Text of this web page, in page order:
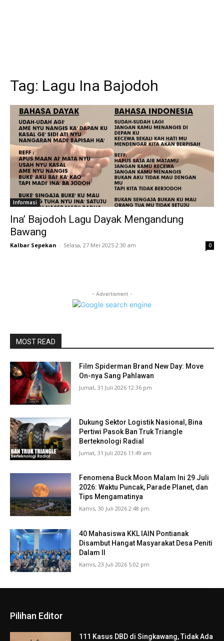
Tag: Lagu Ina Bajodoh
Informasi
Ina’ Bajodoh Lagu Dayak Mengandung
Bawang
Kalbar Sepekan - Selasa, 27 Mei 2025 2:30 am 0
- Advertisment -
MOST READ
Film Spiderman Brand New Day: Move
On-nya Sang Pahlawan
Jumat, 31 Juli 2026 12:36 pm
Dukung Sektor Logistik Nasional, Bina
Pertiwi Pasok Ban Truk Triangle
Berteknologi Radial
Jumat, 31 Juli 2026 11:49 am
Fenomena Buck Moon Malam Ini 29 Juli
2026: Waktu Puncak, Parade Planet, dan
Tips Mengamatinya
Kamis, 30 Juli 2026 2:48 pm
40 Mahasiswa KKL IAIN Pontianak
Disambut Hangat Masyarakat Desa Peniti
Dalam II
Kamis, 23 Juli 2026 5:02 pm
Pilihan Editor
111 Kasus DBD di Singkawang, Tidak Ada